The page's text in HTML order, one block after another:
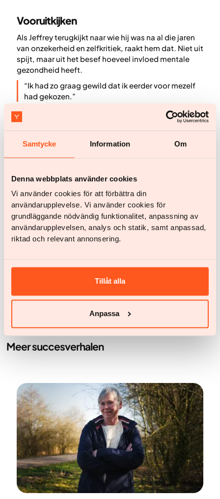
Samtycke Information Om
Denna webbplats använder cookies
Vi använder cookies för att förbättra din
användarupplevelse. Vi använder cookies för
grundläggande nödvändig funktionalitet, anpassning av
användarupplevelsen, analys och statik, samt anpassad,
riktad och relevant annonsering.
Tillåt alla
Anpassa
Vooruitkijken
Als Jeffrey terugkijkt naar wie hij was na al die jaren
van onzekerheid en zelfkritiek, raakt hem dat. Niet uit
spijt, maar uit het besef hoeveel invloed mentale
gezondheid heeft.
“Ik had zo graag gewild dat ik eerder voor mezelf
had gekozen.”
Nu voelt hij zich lichter, niet alleen fysiek, maar
vooral mentaal. Hij heeft geleerd dat hij geen
excuses meer nodig heeft en dat verandering
mogelijk is, zolang hij het op zijn eigen manier mag
doen.
gezondheid, maar vooral weer ruimte voelen om
zichzelf te zijn. Met vertrouwen, rust en energie. Zijn
sparkle is niet zomaar terug, hij voelt zich eindelijk
weer zichzelf.
De patiënt in de video kan sinds de opname verder
Meer succesverhalen